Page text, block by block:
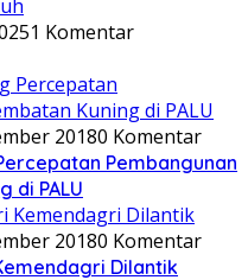
1 Komentar
20180 Komentar
Pembangunan
di PALU
20180 Komentar
Dilantik